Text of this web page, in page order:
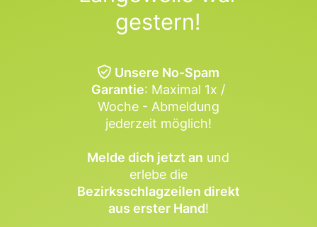
gestern!
Unsere No-Spam
Garantie: Maximal 1x /
Woche - Abmeldung
jederzeit möglich!
Melde dich jetzt an und
erlebe die
Bezirksschlagzeilen direkt
aus erster Hand!